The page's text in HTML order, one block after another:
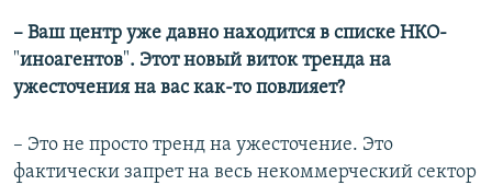
– Ваш центр уже давно находится в списке НКО-
"иноагентов". Этот новый виток тренда на
ужесточения на вас как-то повлияет?
– Это не просто тренд на ужесточение. Это
фактически запрет на весь некоммерческий сектор